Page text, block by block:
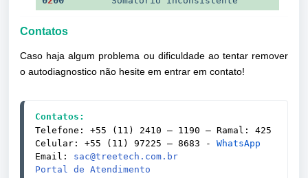
Contatos
Caso haja algum problema ou dificuldade ao tentar remover
o autodiagnostico não hesite em entrar em contato!
Contatos:
Telefone: +55 (11) 2410 – 1190 — Ramal: 425
Celular: +55 (11) 97225 – 8683 - WhatsApp
Email: sac@treetech.com.br
Portal de Atendimento